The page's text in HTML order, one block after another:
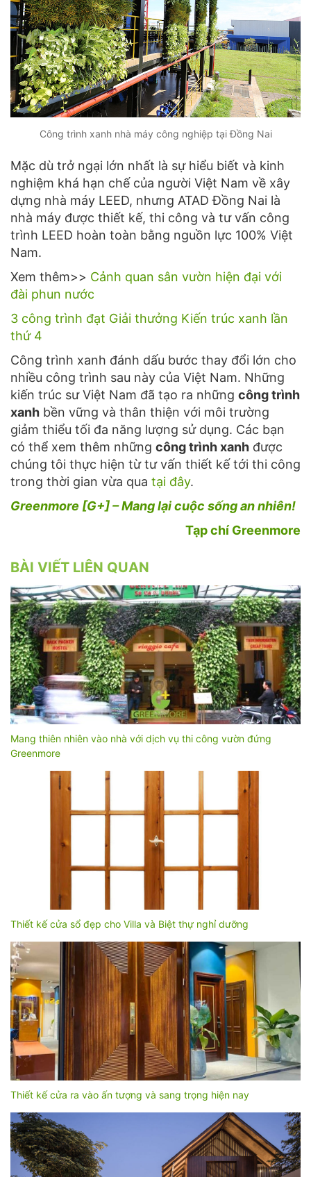
Công trình xanh nhà máy công nghiệp tại Đồng Nai
Mặc dù trở ngại lớn nhất là sự hiểu biết và kinh
nghiệm khá hạn chế của người Việt Nam về xây
dựng nhà máy LEED, nhưng ATAD Đồng Nai là
nhà máy được thiết kế, thi công và tư vấn công
trình LEED hoàn toàn bằng nguồn lực 100% Việt
Nam.
Xem thêm>> Cảnh quan sân vườn hiện đại với
đài phun nước
3 công trình đạt Giải thưởng Kiến trúc xanh lần
thứ 4
Công trình xanh đánh dấu bước thay đổi lớn cho
nhiều công trình sau này của Việt Nam. Những
kiến trúc sư Việt Nam đã tạo ra những công trình
xanh bền vững và thân thiện với môi trường
giảm thiểu tối đa năng lượng sử dụng. Các bạn
có thể xem thêm những công trình xanh được
chúng tôi thực hiện từ tư vấn thiết kế tới thi công
trong thời gian vừa qua tại đây.
Greenmore [G+] – Mang lại cuộc sống an nhiên!
Tạp chí Greenmore
BÀI VIẾT LIÊN QUAN
Mang thiên nhiên vào nhà với dịch vụ thi công vườn đứng
Greenmore
Thiết kế cửa sổ đẹp cho Villa và Biệt thự nghỉ dưỡng
Thiết kế cửa ra vào ấn tượng và sang trọng hiện nay